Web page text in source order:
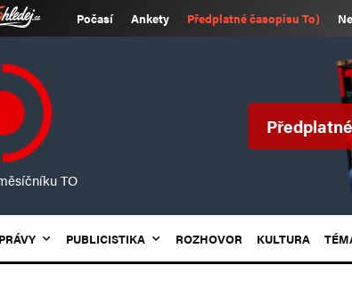
Počasí Ankety Předplatné časopisu To)
TO
PUBLICISTIKA ROZHOVOR KULTURA